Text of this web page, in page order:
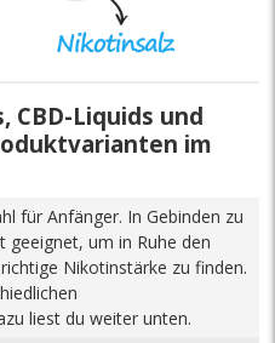
CBD-Liquids und
im
für Anfänger. In Gebinden zu
geeignet, um in Ruhe den
Nikotinstärke zu finden.
liest du weiter unten.